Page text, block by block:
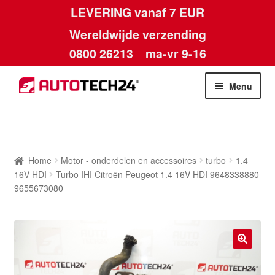
LEVERING vanaf 7 EUR
Wereldwijde verzending
0800 26213 ma-vr 9-16
Skip
to
Skip
to
Menu
Algemene voorwaarden
Betalingen
Home Motor - onderdelen en accessoires turbo
1.4
16V HDI
Turbo IHI Citroën Peugeot 1.4 16V HDI 9648338880
9655673080